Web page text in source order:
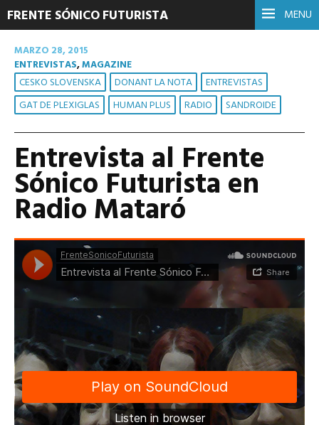
MENU
FRENTE SÓNICO FUTURISTA
MARZO 28, 2015
ENTREVISTAS,MAGAZINE
CESKO SLOVENSKA DONANT LA NOTA
ENTREVISTAS
GAT DE PLEXIGLAS
HUMAN PLUS RADIO SANDROIDE
Entrevista al Frente
Sónico Futurista en
Radio Mataró